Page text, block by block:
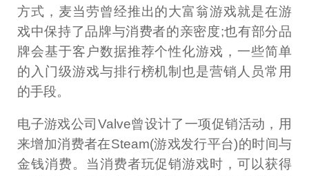
方式，麦当劳曾经推出的大富翁游戏就是在游
戏中保持了品牌与消费者的亲密度;也有部分品
牌会基于客户数据推荐个性化游戏，一些简单
的入门级游戏与排行榜机制也是营销人员常用
的手段。
电子游戏公司Valve曾设计了一项促销活动，用
来增加消费者在Steam(游戏发行平台)的时间与
金钱消费。当消费者玩促销游戏时，可以获得